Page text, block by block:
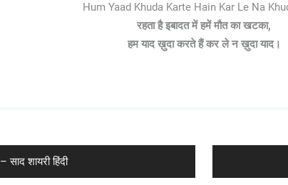
Hum Yaad Khuda Karte Hain Kar Le Na
रहता है इबादत में हमें मौत का खटका,
हम याद ख़ुदा करते हैं कर ले न ख़ुदा याद।
शायरी हिंदी